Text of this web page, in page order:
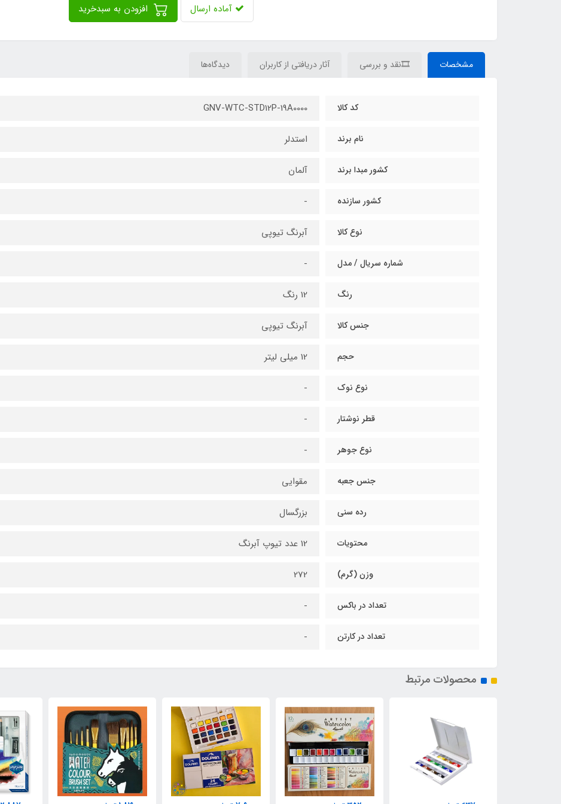
آماده ارسال
مشخصات 🎞نقد و بررسی آثار دریافتی از کاربران دیدگاه‌ها
کد کالا GNV-WTC-STD12P-19A0000
نام برند استدلر
کشور مبدا برند آلمان
کشور سازنده -
نوع کالا آبرنگ تیوپی
شماره سریال / مدل -
رنگ 12 رنگ
جنس کالا آبرنگ تیوپی
حجم 12 میلی لیتر
نوع نوک -
قطر نوشتار -
نوع جوهر -
جنس جعبه مقوایی
رده سنی بزرگسال
محتویات 12 عدد تیوپ آبرنگ
وزن (گرم) 272
تعداد در باکس -
تعداد در کارتن -
محصولات مرتبط